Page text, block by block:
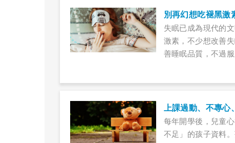
別再幻想吃褪黑激
失眠已成為現代的
激素，不少想改善
善睡眠品質，不過
癌？真有那麼神奇
每年開學後，兒童
不足」的孩子資料